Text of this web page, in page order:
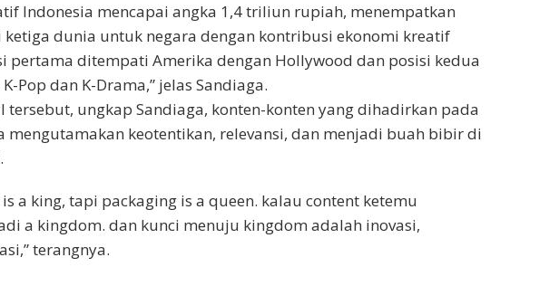
Indonesia mencapai angka 1,4 triliun rupiah, menempatkan
ketiga dunia untuk negara dengan kontribusi ekonomi kreatif
pertama ditempati Amerika dengan Hollywood dan posisi kedua
Pop dan K-Drama,” jelas Sandiaga.
tersebut, ungkap Sandiaga, konten-konten yang dihadirkan pada
mengutamakan keotentikan, relevansi, dan menjadi buah bibir di
a king, tapi packaging is a queen. kalau content ketemu
a kingdom. dan kunci menuju kingdom adalah inovasi,
terangnya.